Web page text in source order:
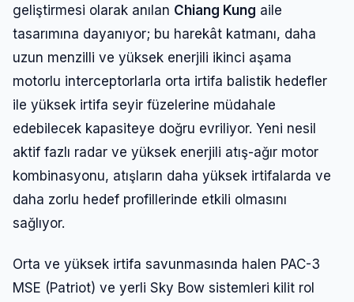
geliştirmesi olarak anılan Chiang Kung aile
tasarımına dayanıyor; bu harekât katmanı, daha
uzun menzilli ve yüksek enerjili ikinci aşama
motorlu interceptorlarla orta irtifa balistik hedefler
ile yüksek irtifa seyir füzelerine müdahale
edebilecek kapasiteye doğru evriliyor. Yeni nesil
aktif fazlı radar ve yüksek enerjili atış-ağır motor
kombinasyonu, atışların daha yüksek irtifalarda ve
daha zorlu hedef profillerinde etkili olmasını
sağlıyor.
Orta ve yüksek irtifa savunmasında halen PAC-3
MSE (Patriot) ve yerli Sky Bow sistemleri kilit rol